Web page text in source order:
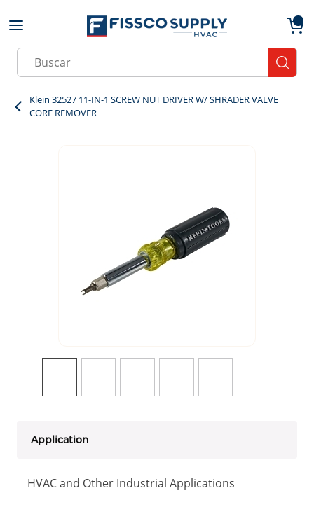
Skip to main content
Site Search
Klein 32527 11-IN-1 SCREW NUT DRIVER W/ SHRADER VALVE
CORE REMOVER
Application
HVAC and Other Industrial Applications